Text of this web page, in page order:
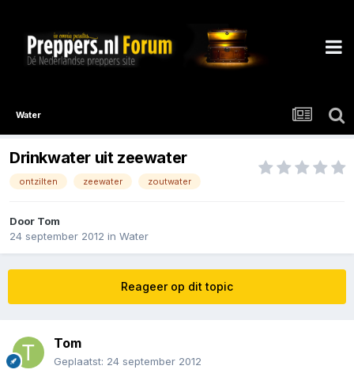
Water
Drinkwater uit zeewater
ontzilten zeewater zoutwater
Door Tom
24 september 2012 in Water
Reageer op dit topic
Tom
Geplaatst: 24 september 2012